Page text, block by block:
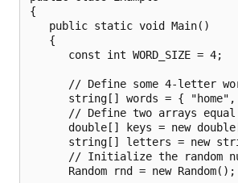
{
   public static void Main()
   {
      const int WORD_SIZE = 4;
// Define some 4-letter
string[] words = {
// Define two arrays
double[] keys = new
string[] letters = new
// Initialize the random
      Random rnd = new Random();